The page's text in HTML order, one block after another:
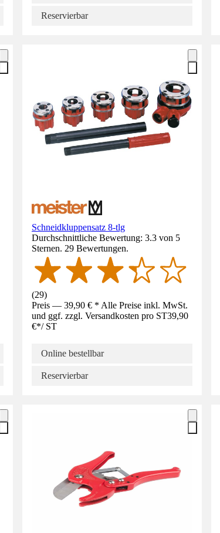
Reservierbar
Schneidkluppensatz 8-tlg
Durchschnittliche Bewertung: 3.3 von 5
Sternen. 29 Bewertungen.
(29)
Preis — 39,90 € * Alle Preise inkl. MwSt.
und ggf. zzgl. Versandkosten pro ST39,90
€*/ ST
Online bestellbar
Reservierbar